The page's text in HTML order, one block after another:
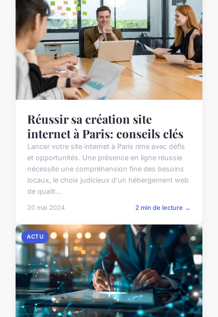
Réussir sa création site
internet à Paris: conseils clés
Lancer votre site internet à Paris rime avec défis
et opportunités. Une présence en ligne réussie
nécessite une compréhension fine des besoins
locaux, le choix judicieux d'un hébergement web
de qualit...
20 mai 2024 2 min de lecture →
ACTU